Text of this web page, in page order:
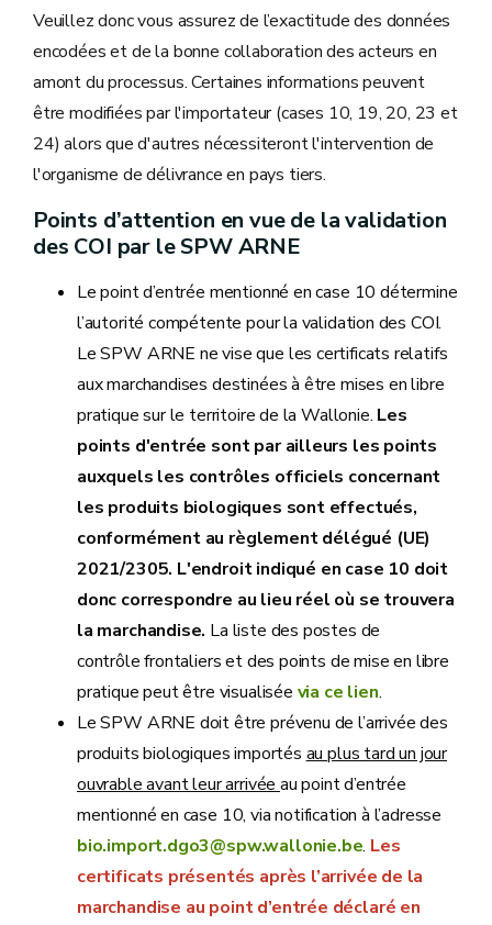
Veuillez donc vous assurez de l’exactitude des données
encodées et de la bonne collaboration des acteurs en
amont du processus. Certaines informations peuvent
être modifiées par l'importateur (cases 10, 19, 20, 23 et
24) alors que d'autres nécessiteront l'intervention de
l'organisme de délivrance en pays tiers.
Points d’attention en vue de la validation
des COI par le SPW ARNE
Le point d’entrée mentionné en case 10 détermine
l’autorité compétente pour la validation des COI.
Le SPW ARNE ne vise que les certificats relatifs
aux marchandises destinées à être mises en libre
pratique sur le territoire de la Wallonie. Les
points d'entrée sont par ailleurs les points
auxquels les contrôles officiels concernant
les produits biologiques sont effectués,
conformément au règlement délégué (UE)
2021/2305. L'endroit indiqué en case 10 doit
donc correspondre au lieu réel où se trouvera
la marchandise. La liste des postes de
contrôle frontaliers et des points de mise en libre
pratique peut être visualisée via ce lien.
Le SPW ARNE doit être prévenu de l’arrivée des
produits biologiques importés au plus tard un jour
ouvrable avant leur arrivée au point d’entrée
mentionné en case 10, via notification à l’adresse
bio.import.dgo3@spw.wallonie.be. Les
certificats présentés après l’arrivée de la
marchandise au point d’entrée déclaré en